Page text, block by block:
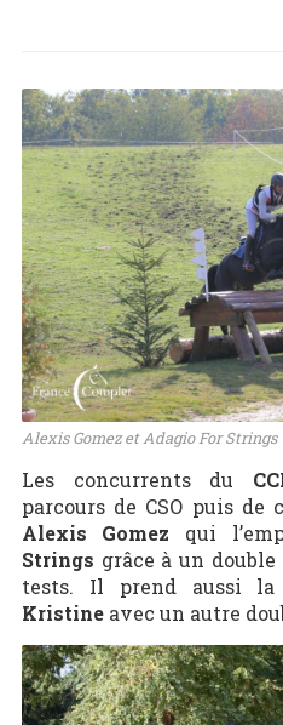
Alexis Gomez et Adagio For Strings
Les concurrents du
parcours de CSO puis de
Alexis Gomez qui
Strings grâce à un
tests. Il prend aussi la
Kristineavec un autre